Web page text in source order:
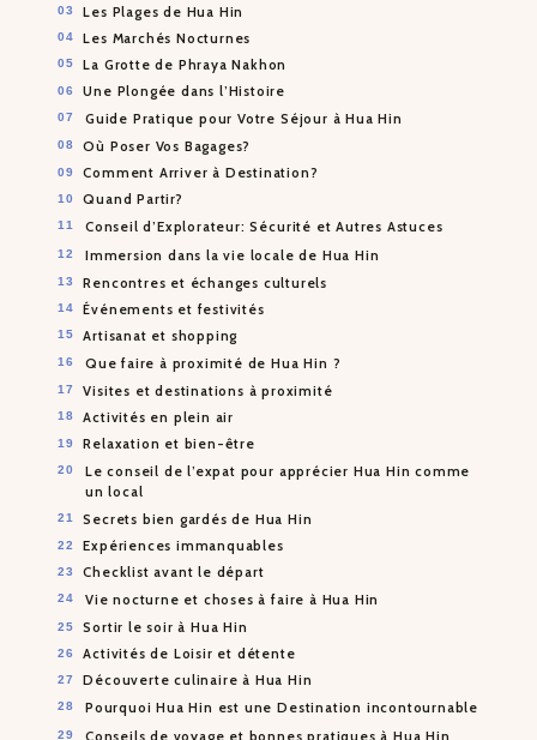
Les Plages de Hua Hin
Les Marchés Nocturnes
La Grotte de Phraya Nakhon
Une Plongée dans l’Histoire
Guide Pratique pour Votre Séjour à Hua Hin
Où Poser Vos Bagages?
Comment Arriver à Destination?
Quand Partir?
Conseil d’Explorateur: Sécurité et Autres Astuces
Immersion dans la vie locale de Hua Hin
Rencontres et échanges culturels
Événements et festivités
Artisanat et shopping
Que faire à proximité de Hua Hin ?
Visites et destinations à proximité
Activités en plein air
Relaxation et bien-être
Le conseil de l’expat pour apprécier Hua Hin comme
un local
Secrets bien gardés de Hua Hin
Expériences immanquables
Checklist avant le départ
Vie nocturne et choses à faire à Hua Hin
Sortir le soir à Hua Hin
Activités de Loisir et détente
Découverte culinaire à Hua Hin
Pourquoi Hua Hin est une Destination incontournable
Conseils de voyage et bonnes pratiques à Hua Hin